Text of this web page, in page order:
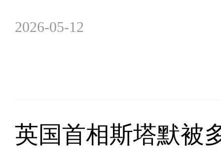
2026-05-12
英国首相斯塔默被